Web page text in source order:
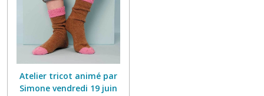
Atelier tricot animé par
Simone vendredi 19 juin